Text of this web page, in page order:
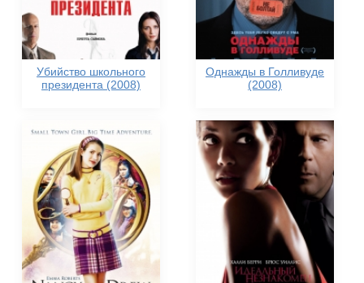
Убийство школьного
президента (2008)
Однажды в Голливуде
(2008)